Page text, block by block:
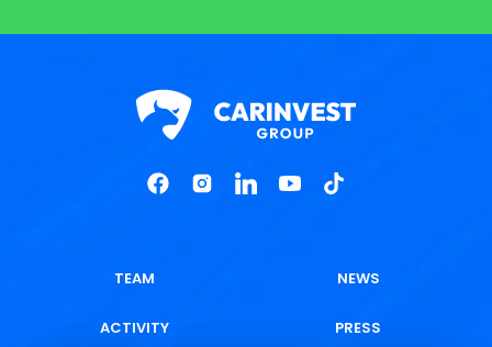
TEAM NEWS
ACTIVITY PRESS